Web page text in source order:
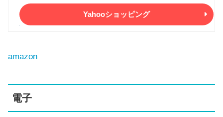
Yahooショッピング
amazon
電子